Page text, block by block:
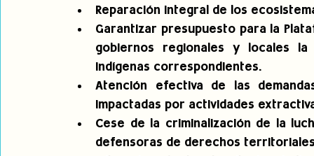
Reparación integral de los
Garantizar presupuesto para la
gobiernos regionales y locales la
Indígenas correspondientes.
Atención efectiva de las
impactadas por actividades
Cese de la criminalización de la
defensoras de derechos